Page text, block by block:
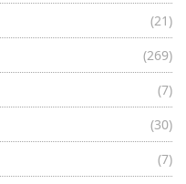
(21)
(269)
(7)
(30)
(7)